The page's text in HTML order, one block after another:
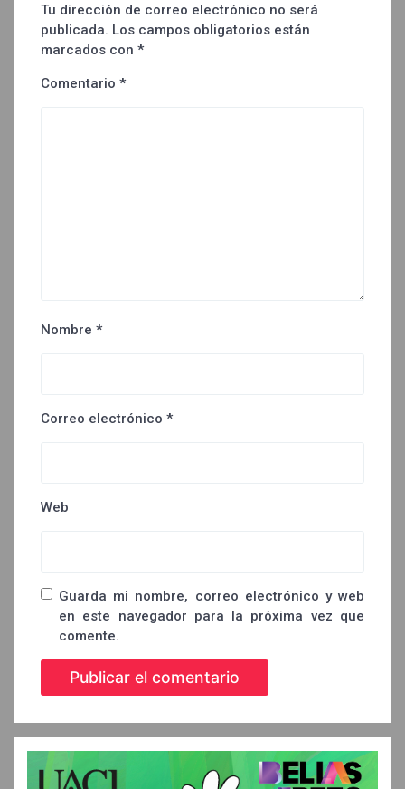
Tu dirección de correo electrónico no será
publicada. Los campos obligatorios están
marcados con *
Comentario *
Nombre *
Correo electrónico *
Web
Guarda mi nombre, correo electrónico y web
en este navegador para la próxima vez que
comente.